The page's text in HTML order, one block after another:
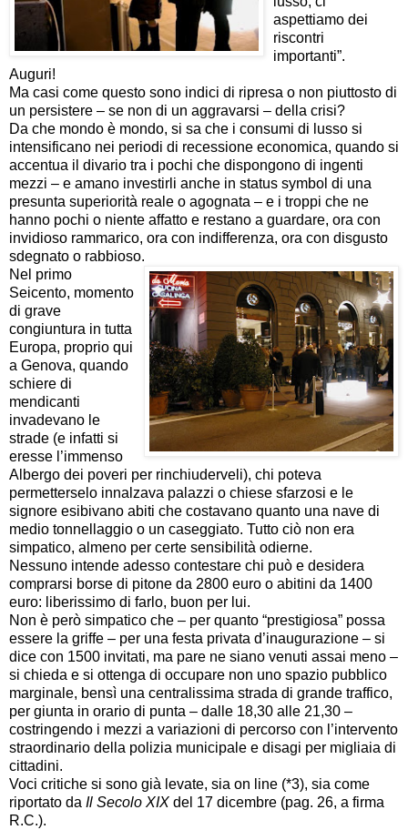
aspettiamo dei
riscontri
importanti”.
Auguri!
Ma casi come questo sono indici di ripresa o non piuttosto di
un persistere – se non di un aggravarsi – della crisi?
Da che mondo è mondo, si sa che i consumi di lusso si
intensificano nei periodi di recessione economica, quando si
accentua il divario tra i pochi che dispongono di ingenti
mezzi – e amano investirli anche in status symbol di una
presunta superiorità reale o agognata – e i troppi che ne
hanno pochi o niente affatto e restano a guardare, ora con
invidioso rammarico, ora con indifferenza, ora con disgusto
sdegnato o rabbioso.
Nel primo
Seicento, momento
di grave
congiuntura in tutta
Europa, proprio qui
a Genova, quando
schiere di
mendicanti
invadevano le
strade (e infatti si
eresse l’immenso
Albergo dei poveri per rinchiuderveli), chi poteva
permetterselo innalzava palazzi o chiese sfarzosi e le
signore esibivano abiti che costavano quanto una nave di
medio tonnellaggio o un caseggiato. Tutto ciò non era
simpatico, almeno per certe sensibilità odierne.
Nessuno intende adesso contestare chi può e desidera
comprarsi borse di pitone da 2800 euro o abitini da 1400
euro: liberissimo di farlo, buon per lui.
Non è però simpatico che – per quanto “prestigiosa” possa
essere la griffe – per una festa privata d’inaugurazione – si
dice con 1500 invitati, ma pare ne siano venuti assai meno –
si chieda e si ottenga di occupare non uno spazio pubblico
marginale, bensì una centralissima strada di grande traffico,
per giunta in orario di punta – dalle 18,30 alle 21,30 –
costringendo i mezzi a variazioni di percorso con l’intervento
straordinario della polizia municipale e disagi per migliaia di
cittadini.
Voci critiche si sono già levate, sia on line (*3), sia come
riportato da Il Secolo XIX del 17 dicembre (pag. 26, a firma
R.C.).